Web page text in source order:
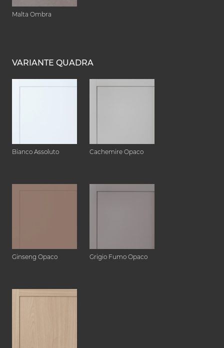
Malta Ombra
VARIANTE QUADRA
Bianco Assoluto Cachemire Opaco
Ginseng Opaco Grigio Fumo Opaco